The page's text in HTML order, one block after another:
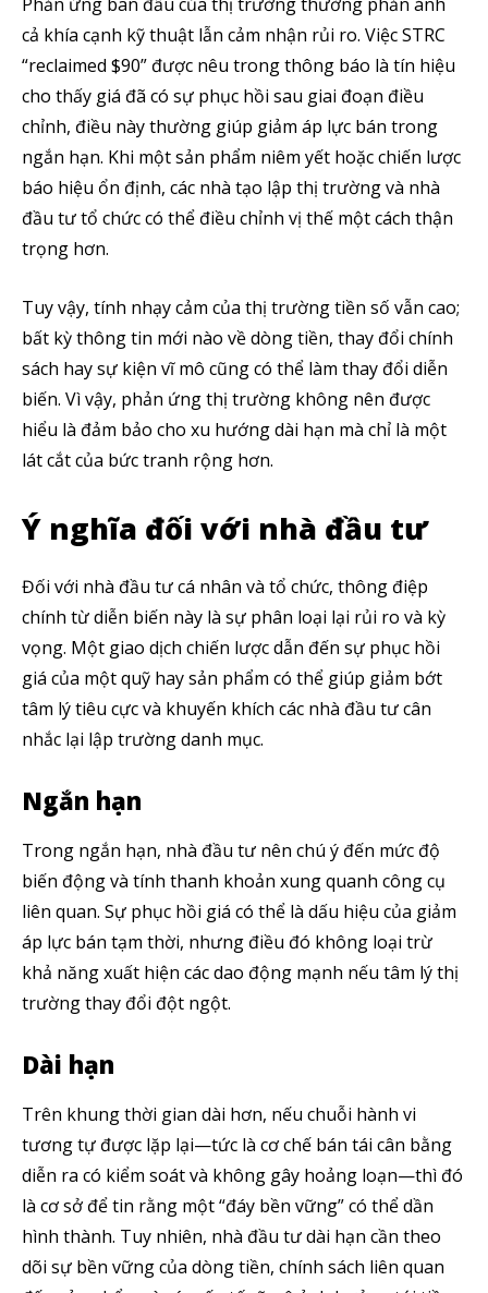
Theo dõi CIG News
Chúng tôi mang lại trải nghiệm thú vị với tin tức nhanh chóng, góc
nhìn thị trường trực quan và mang lại lượng kiến thức cần thiết trong
cả khía cạnh kỹ thuật lẫn cảm nhận rủi ro. Việc STRC
“reclaimed $90” được nêu trong thông báo là tín hiệu
cho thấy giá đã có sự phục hồi sau giai đoạn điều
chỉnh, điều này thường giúp giảm áp lực bán trong
ngắn hạn. Khi một sản phẩm niêm yết hoặc chiến lược
báo hiệu ổn định, các nhà tạo lập thị trường và nhà
đầu tư tổ chức có thể điều chỉnh vị thế một cách thận
trọng hơn.
Tuy vậy, tính nhạy cảm của thị trường tiền số vẫn cao;
bất kỳ thông tin mới nào về dòng tiền, thay đổi chính
sách hay sự kiện vĩ mô cũng có thể làm thay đổi diễn
biến. Vì vậy, phản ứng thị trường không nên được
hiểu là đảm bảo cho xu hướng dài hạn mà chỉ là một
lát cắt của bức tranh rộng hơn.
Ý nghĩa đối với nhà đầu tư
Đối với nhà đầu tư cá nhân và tổ chức, thông điệp
chính từ diễn biến này là sự phân loại lại rủi ro và kỳ
vọng. Một giao dịch chiến lược dẫn đến sự phục hồi
giá của một quỹ hay sản phẩm có thể giúp giảm bớt
tâm lý tiêu cực và khuyến khích các nhà đầu tư cân
nhắc lại lập trường danh mục.
Ngắn hạn
Trong ngắn hạn, nhà đầu tư nên chú ý đến mức độ
biến động và tính thanh khoản xung quanh công cụ
liên quan. Sự phục hồi giá có thể là dấu hiệu của giảm
áp lực bán tạm thời, nhưng điều đó không loại trừ
khả năng xuất hiện các dao động mạnh nếu tâm lý thị
trường thay đổi đột ngột.
Dài hạn
Trên khung thời gian dài hơn, nếu chuỗi hành vi
tương tự được lặp lại—tức là cơ chế bán tái cân bằng
diễn ra có kiểm soát và không gây hoảng loạn—thì đó
là cơ sở để tin rằng một “đáy bền vững” có thể dần
hình thành. Tuy nhiên, nhà đầu tư dài hạn cần theo
dõi sự bền vững của dòng tiền, chính sách liên quan